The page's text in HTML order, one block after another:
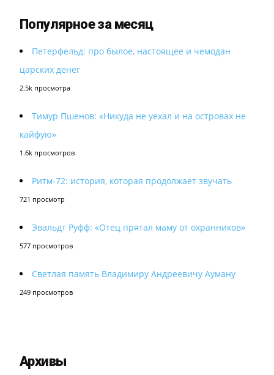
Популярное за месяц
Петерфельд: про былое, настоящее и чемодан
царских денег
2.5k просмотра
Тимур Пшенов: «Никуда не уехал и на островах не
кайфую»
1.6k просмотров
Ритм-72: история, которая продолжает звучать
721 просмотр
Эвальдт Руфф: «Отец прятал маму от охранников»
577 просмотров
Светлая память Владимиру Андреевичу Ауману
249 просмотров
Архивы